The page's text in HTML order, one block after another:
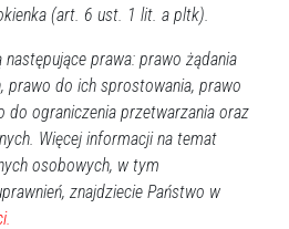
(art. 6 ust. 1 lit. a pltk).
prawa: prawo żądania
prawo do ich sprostowania, prawo
do ograniczenia przetwarzania oraz
Więcej informacji na temat
osobowych, w tym
znajdziecie Państwo w